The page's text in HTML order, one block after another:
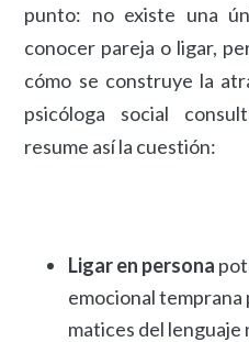
punto: no existe una
conocer pareja o ligar,
cómo se construye la
psicóloga social
resume así la cuestión:
Ligar en persona
emocional
matices del lenguaje